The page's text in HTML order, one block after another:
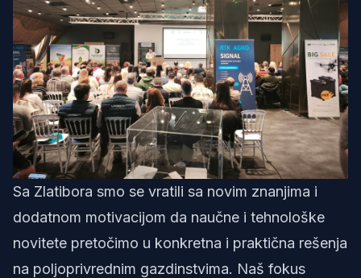
Sa Zlatibora smo se vratili sa novim znanjima i
dodatnom motivacijom da naučne i tehnološke
novitete pretočimo u konkretna i praktična rešenja
na poljoprivrednim gazdinstvima. Naš fokus